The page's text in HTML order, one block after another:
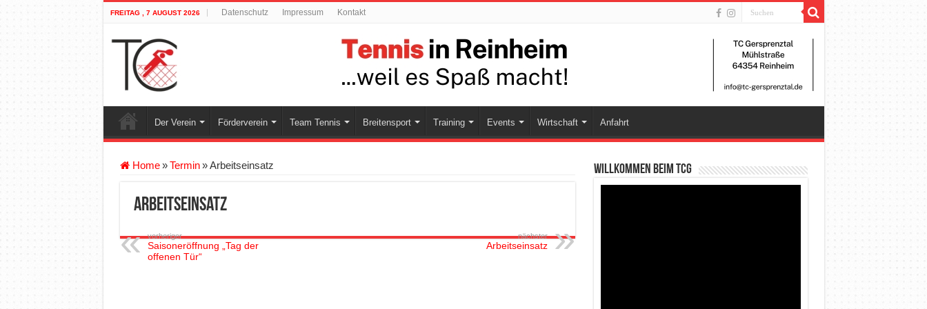
FREITAG , 7 AUGUST 2026 Datenschutz Impressum Kontakt
Der Verein Förderverein Team Tennis Breitensport Training Events Wirtschaft Anfahrt
Home » Termin » Arbeitseinsatz
Arbeitseinsatz
vorheriger
Saisoneröffnung „Tag der
offenen Tür“
nächster
Arbeitseinsatz
Willkommen beim TCG